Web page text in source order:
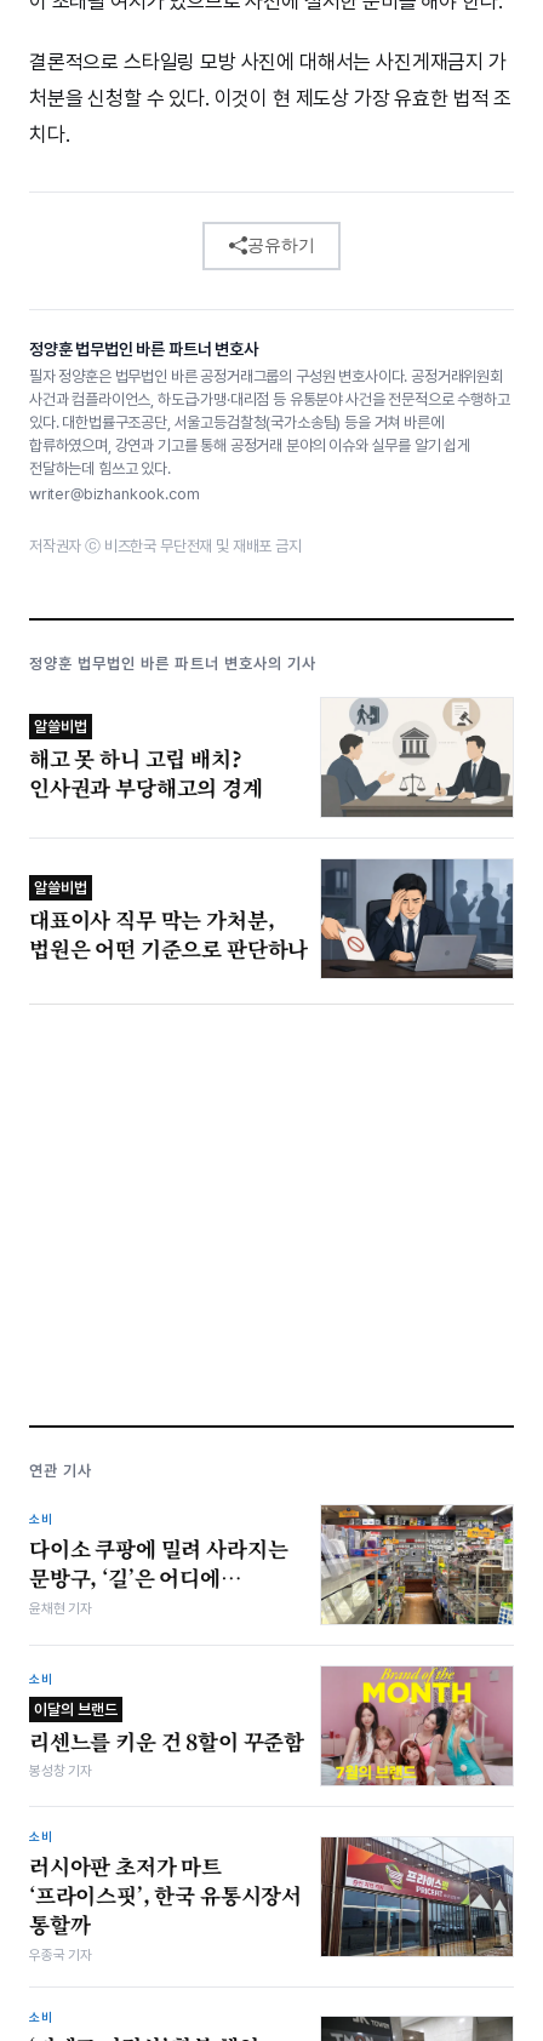
결론적으로 스타일링 모방 사진에 대해서는 사진게재금지 가
처분을 신청할 수 있다. 이것이 현 제도상 가장 유효한 법적 조
치다.
공유하기
정양훈 법무법인 바른 파트너 변호사
필자 정양훈은 법무법인 바른 공정거래그룹의 구성원 변호사이다. 공정거래위원회
사건과 컴플라이언스, 하도급·가맹·대리점 등 유통분야 사건을 전문적으로 수행하고
있다. 대한법률구조공단, 서울고등검찰청(국가소송팀) 등을 거쳐 바른에
합류하였으며, 강연과 기고를 통해 공정거래 분야의 이슈와 실무를 알기 쉽게
전달하는데 힘쓰고 있다.
writer@bizhankook.com
저작권자 ⓒ 비즈한국 무단전재 및 재배포 금지
정양훈 법무법인 바른 파트너 변호사의 기사
알쓸비법
해고 못 하니 고립 배치?
인사권과 부당해고의 경계
알쓸비법
대표이사 직무 막는 가처분,
법원은 어떤 기준으로 판단하나
연관 기사
소비
다이소 쿠팡에 밀려 사라지는
문방구, ‘길’은 어디에…
윤채현 기자
소비
이달의 브랜드
리센느를 키운 건 8할이 꾸준함
봉성창 기자
소비
러시아판 초저가 마트
‘프라이스핏’, 한국 유통시장서
통할까
우종국 기자
소비